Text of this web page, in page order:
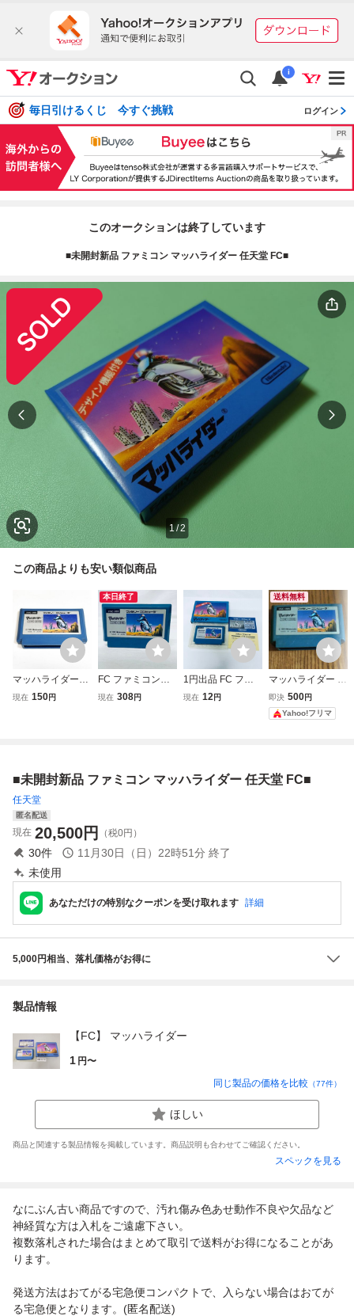
i
毎日引けるくじ 今すぐ挑戦 ログイン
このオークションは終了しています
■未開封新品 ファミコン マッハライダー 任天堂 FC■
1/2
この商品よりも安い類似商品
マッハライダー
【動作確認済】８
現在 150円
本日終了
FC ファミコンソ
フト マッハライダ
現在 308円
1円出品 FC ファ
ミコン マッハライ
現在 12円
送料無料
マッハライダー フ
ァミコン FC Ninte
ndo
即決 500円
Yahoo!フリマ
■未開封新品 ファミコン マッハライダー 任天堂 FC■
任天堂
匿名配送
現在 20,500円 （税0円）
30件 11月30日（日）22時51分 終了
未使用
あなただけの特別なクーポンを受け取れます 詳細
5,000円相当、落札価格がお得に
製品情報
【FC】 マッハライダー
1 円〜
同じ製品の価格を比較 （77件）
ほしい
商品と関連する製品情報を掲載しています。商品説明も合わせてご確認ください。
スペックを見る
なにぶん古い商品ですので、汚れ傷み色あせ動作不良や欠品など
神経質な方は入札をご遠慮下さい。
複数落札された場合はまとめて取引で送料がお得になることがあ
ります。
発送方法はおてがる宅急便コンパクトで、入らない場合はおてが
る宅急便となります。(匿名配送)